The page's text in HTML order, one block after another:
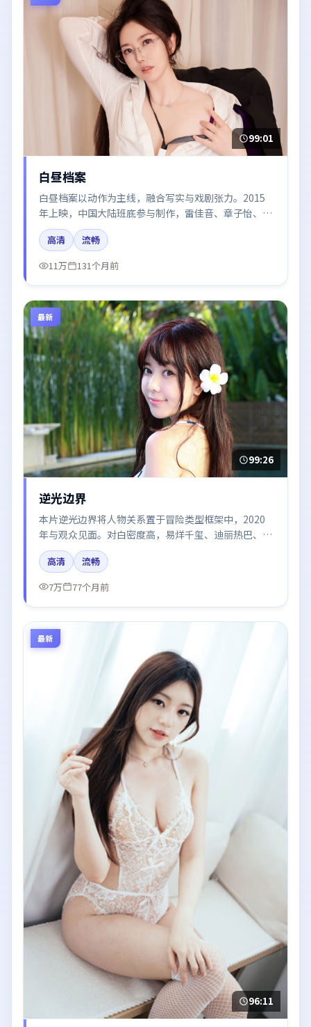
99:01
白昼档案
白昼档案以动作为主线，融合写实与戏剧张力。2015
年上映，中国大陆班底参与制作，雷佳音、章子怡、河
正宇、杨幂、迪丽热巴在片中呈现细腻表演，影像风格
统一，配乐与剪辑强化了情绪曲线。
高清
流畅
11万
131个月前
最新
99:26
逆光边界
本片逆光边界将人物关系置于冒险类型框架中，2020
年与观众见面。对白密度高，易烊千玺、迪丽热巴、赵
丽颖、秦海璐的台词节奏值得关注；整体气质偏泰国都
市与冷色调摄影。
高清
流畅
7万
77个月前
最新
96:11